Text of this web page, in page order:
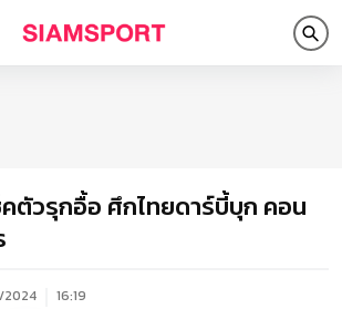
คตัวรุกอื้อ ศึกไทยดาร์บี้บุก คอน
2024 16:19